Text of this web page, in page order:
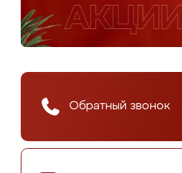
Обратный звонок